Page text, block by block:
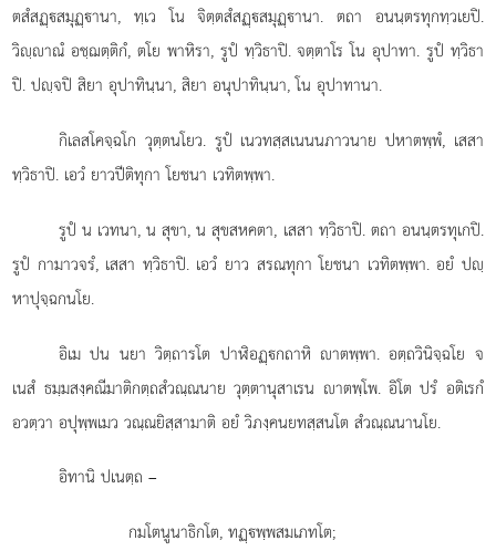
ตสํสฏฺสมุฏฺานา, ทฺเว โน จิตฺตสํสฏฺสมุฏฺานา. ตถา อนนฺตรทุกทฺวเยปิ.
วิฺาณํ อชฺฌตฺติกํ, ตโย พาหิรา, รูปํ ทฺวิธาปิ. จตฺตาโร โน อุปาทา. รูปํ ทฺวิธา
ปิ. ปฺจปิ สิยา อุปาทินฺนา, สิยา อนุปาทินฺนา, โน อุปาทานา.
กิเลสโคจฺฉโก วุตฺตนโยว. รูปํ เนวทสฺสเนนนภาวนาย ปหาตพฺพํ, เสสา
ทฺวิธาปิ. เอวํ ยาวปีติทุกา โยชนา เวทิตพฺพา.
รูปํ น เวทนา, น สุขา, น สุขสหคตา, เสสา ทฺวิธาปิ. ตถา อนนฺตรทุเกปิ.
รูปํ กามาวจรํ, เสสา ทฺวิธาปิ. เอวํ ยาว สรณทุกา โยชนา เวทิตพฺพา. อยํ ปฺ
หาปุจฺฉกนโย.
อิเม ปน นยา วิตฺถารโต ปาฬิอฏฺกถาหิ าตพฺพา. อตฺถวินิจฺฉโย จ
เนสํ ธมฺมสงฺคณีมาติกตฺถสํวณฺณนาย วุตฺตานุสาเรน าตพฺโพ. อิโต ปรํ อติเรกํ
อวตฺวา อปุพฺพเมว วณฺณยิสฺสามาติ อยํ วิภงฺคนยทสฺสนโต สํวณฺณนานโย.
อิทานิ ปเนตฺถ –
กมโตนูนาธิกโต, ทฏฺพฺพสมเภทโต;